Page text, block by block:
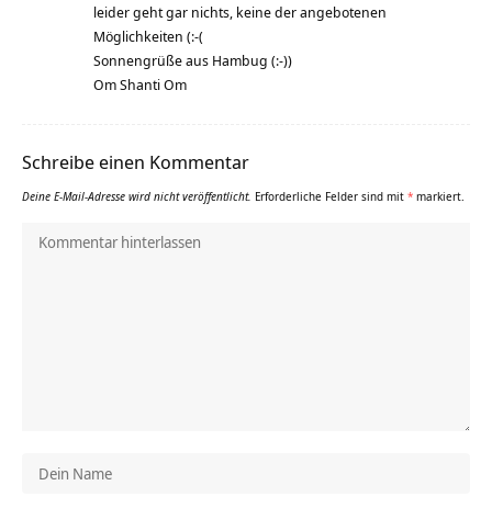
leider geht gar nichts, keine der angebotenen
Möglichkeiten (:-(
Sonnengrüße aus Hambug (:-))
Om Shanti Om
Schreibe einen Kommentar
Deine E-Mail-Adresse wird nicht veröffentlicht. Erforderliche Felder sind mit * markiert.